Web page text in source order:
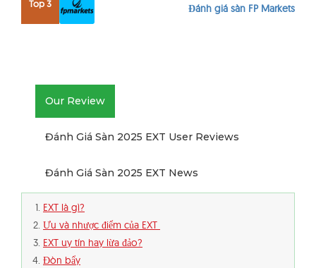
Top 3 Đánh giá sàn FP Markets
Our Review
Đánh Giá Sàn 2025 EXT User Reviews
Đánh Giá Sàn 2025 EXT News
EXT là gì?
Ưu và nhược điểm của EXT
EXT uy tín hay lừa đảo?
Đòn bẩy